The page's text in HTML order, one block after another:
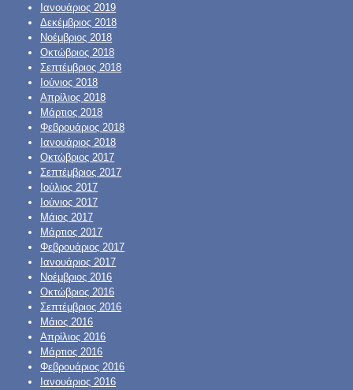
Ιανουάριος 2019
Δεκέμβριος 2018
Νοέμβριος 2018
Οκτώβριος 2018
Σεπτέμβριος 2018
Ιούνιος 2018
Απρίλιος 2018
Μάρτιος 2018
Φεβρουάριος 2018
Ιανουάριος 2018
Οκτώβριος 2017
Σεπτέμβριος 2017
Ιούλιος 2017
Ιούνιος 2017
Μάιος 2017
Μάρτιος 2017
Φεβρουάριος 2017
Ιανουάριος 2017
Νοέμβριος 2016
Οκτώβριος 2016
Σεπτέμβριος 2016
Μάιος 2016
Απρίλιος 2016
Μάρτιος 2016
Φεβρουάριος 2016
Ιανουάριος 2016